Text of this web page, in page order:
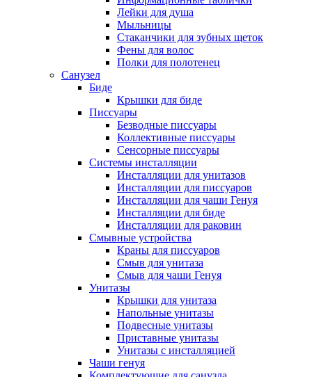
Лейки для душа
Мыльницы
Стаканчики для зубных щеток
Фены для волос
Полки для полотенец
Санузел
Биде
Крышки для биде
Писсуары
Безводные писсуары
Коллективные писсуары
Сенсорные писсуары
Системы инсталляции
Инсталляции для унитазов
Инсталляции для писсуаров
Инсталляции для чаши Генуя
Инсталляции для биде
Инсталляции для раковин
Смывные устройства
Краны для писсуаров
Смыв для унитаза
Смыв для чаши Генуя
Унитазы
Крышки для унитаза
Напольные унитазы
Подвесные унитазы
Приставные унитазы
Унитазы с инсталляцией
Чаши генуя